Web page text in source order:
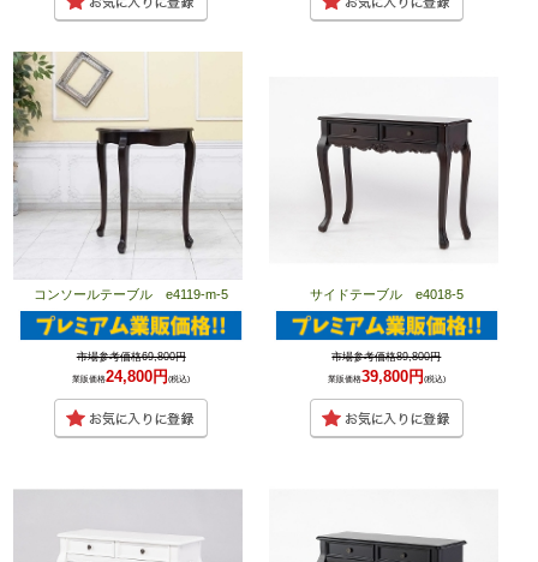
コンソールテーブル e4119-m-5
市場参考価格69,800円
業販価格24,800円(税込)
サイドテーブル e4018-5
市場参考価格89,800円
業販価格39,800円(税込)